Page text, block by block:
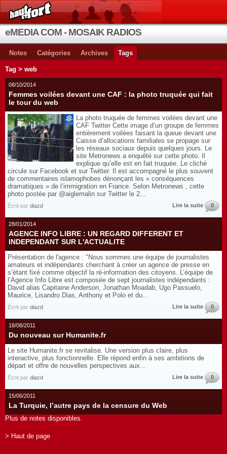
eMEDIA COM - MOSAIK RADIOS
Notes Catégories Archives Tags
Tag > web
08/10/2014
Femmes voilées devant une CAF : la photo truquée qui fait
le tour du web
La photo truquée de femmes voilées devant une
CAF Twitter Cette image d’un groupe de femmes
entièrement voilées faisant la queue devant une
Caisse d’allocations familiales se propage sur
les réseaux sociaux depuis quelques jours. Le
site Metronews a enquêté sur cette photo. Il
explique qu’elle est en fait truquée. Le cliché
circule sur Facebook et sur Twitter. Il est accompagné le plus souvent
de commentaires islamophobes dénonçant les « conséquences
dramatiques » de l’immigration en France. Selon Metronews , cette
photo postée par @aiglemalin sur Twitter le 2...
Écrit par diazd Lire la suite 0
28/01/2014
AGENCE INFO LIBRE : UN REGARD DIFFERENT ET
INDEPENDANT SUR L'ACTUALITE
Présentation de l'agence : "Nous sommes une équipe de journalistes
amateurs et indépendants cherchant à créer un agence de presse en
s’étant fixé comme objectif la ré-information des citoyens. L’équipe de
l’Agence Info Libre est composée de sept journalistes indépendants :
David alias Capitaine Anderson, Jonathan Moadab, Ugo Passuelo,
Maurice, Lisandro Dias, Anthony et Polo et du...
Écrit par diazd Lire la suite 0
18/08/2011
Du nouveau sur Humanite.fr
Le site Humanite.fr se revitalise. Une version plus claire, plus
interactive, plus fonctionnelle. Elle répond enfin à ses ambitions de
départ et offre de nouvelles perspectives aux...
Écrit par diazd Lire la suite 0
15/06/2011
La Turquie, l’autre pays de la censure du Web
Plus de notes disponibles.
> Haut de page